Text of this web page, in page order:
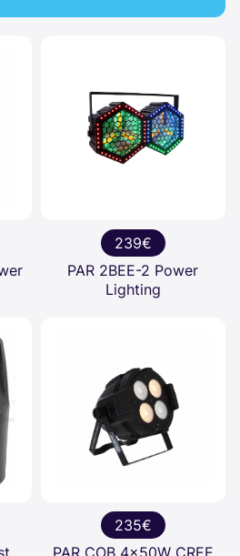
239€
PAR 2BEE-2 Power
Lighting
235€
PAR COB 4x50W CREE